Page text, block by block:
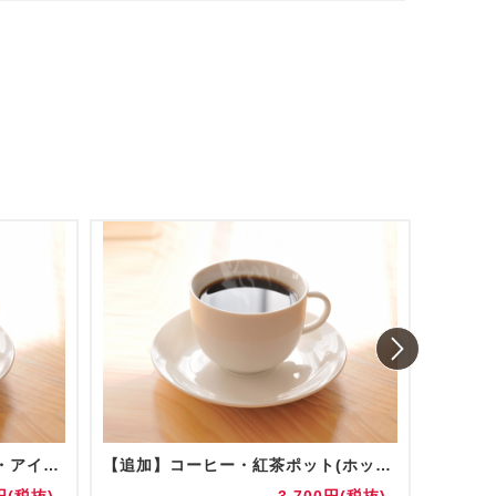
コーヒー・紅茶ポット(ホット・アイス) 陶器/グラス提供
【追加】コーヒー・紅茶ポット(ホット・アイス) 陶器/グラス提供